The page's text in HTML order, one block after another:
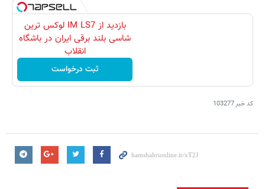
بازدید از IM LS7 لوکس ترین
شاسی بلند برقی ایران در باشگاه
انقلاب
ثبت درخواست
کد خبر103277